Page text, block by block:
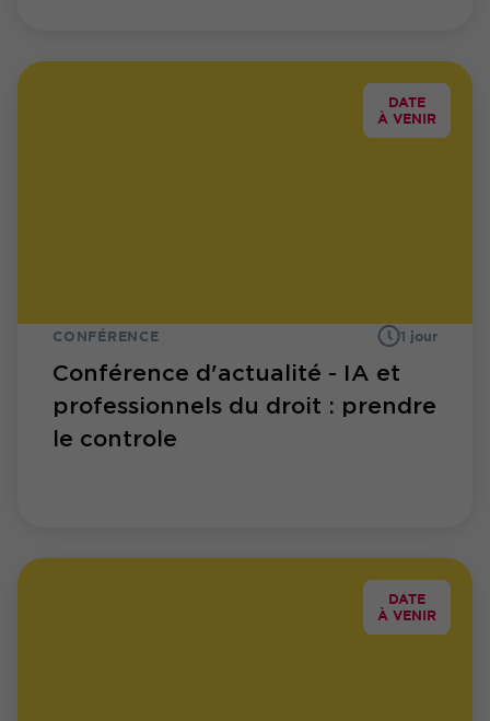
DATE
À VENIR
CONFÉRENCE 1 jour
Conférence d'actualité - IA et
professionnels du droit : prendre
le controle
DATE
À VENIR